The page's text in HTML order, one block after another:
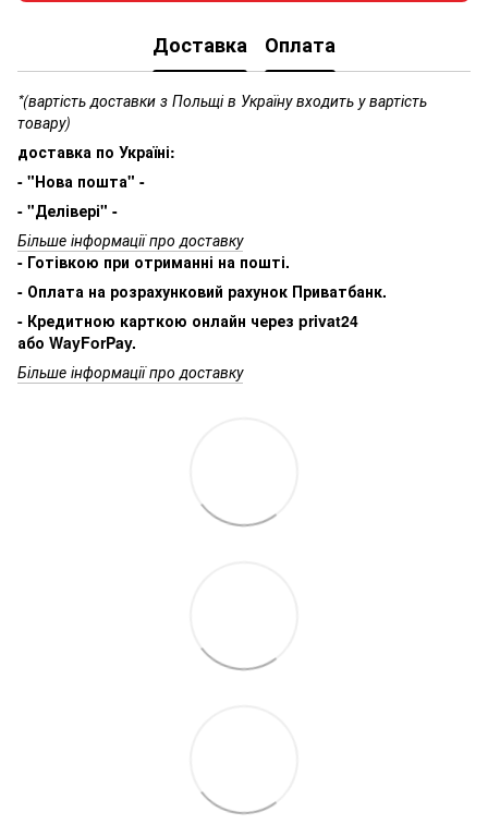
Доставка Оплата
*(вартість доставки з Польщі в Україну входить у вартість
товару)
доставка по Україні:
- "Нова пошта" -
- "Делівері" -
Більше інформації про доставку
- Готівкою при отриманні на пошті.
- Оплата на розрахунковий рахунок Приватбанк.
- Кредитною карткою онлайн через privat24
або WayForPay.
Більше інформації про доставку